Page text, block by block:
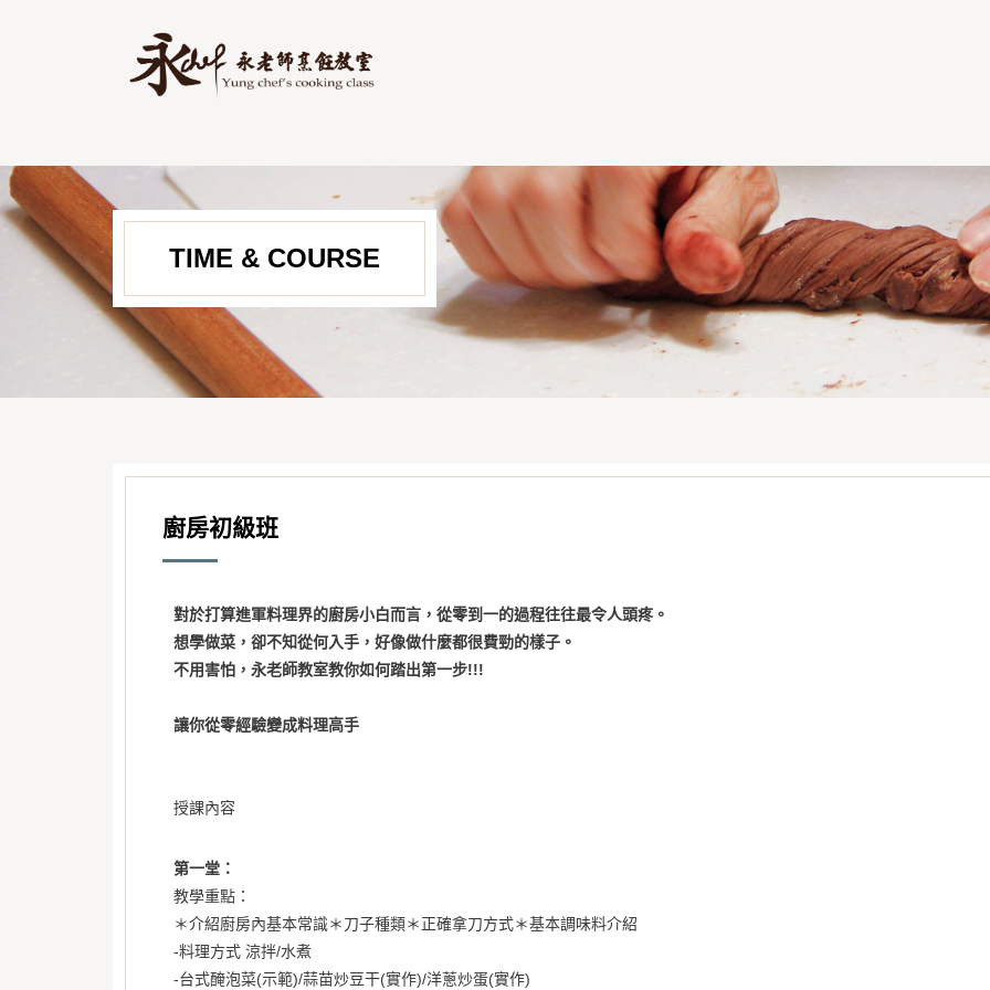
TIME & COURSE
廚房初級班
對於打算進軍料理界的廚房小白而言，從零到一的過程往往最令人頭疼。
想學做菜，卻不知從何入手，好像做什麼都很費勁的樣子。
不用害怕，永老師教室教你如何踏出第一步!!!
讓你從零經驗變成料理高手
授課內容
第一堂：
教學重點：
＊介紹廚房內基本常識＊刀子種類＊正確拿刀方式＊基本調味料介紹
-料理方式 涼拌/水煮
-台式醃泡菜(示範)/蒜苗炒豆干(實作)/洋蔥炒蛋(實作)